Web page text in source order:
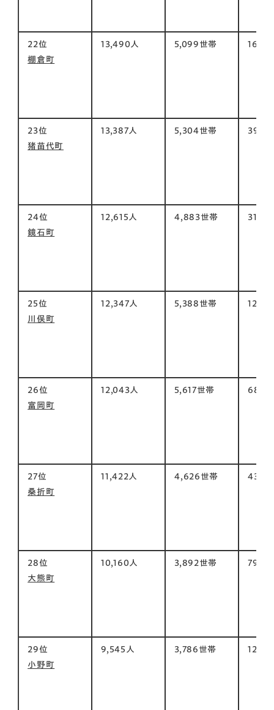
22位
棚倉町
13,490人 5,099世帯 160㎡
23位
猪苗代町
13,387人 5,304世帯 395㎡
24位
鏡石町
12,615人 4,883世帯 31㎡
25位
川俣町
12,347人 5,388世帯 128㎡
26位
富岡町
12,043人 5,617世帯 68㎡
27位
桑折町
11,422人 4,626世帯 43㎡
28位
大熊町
10,160人 3,892世帯 79㎡
29位
小野町
9,545人 3,786世帯 125㎡